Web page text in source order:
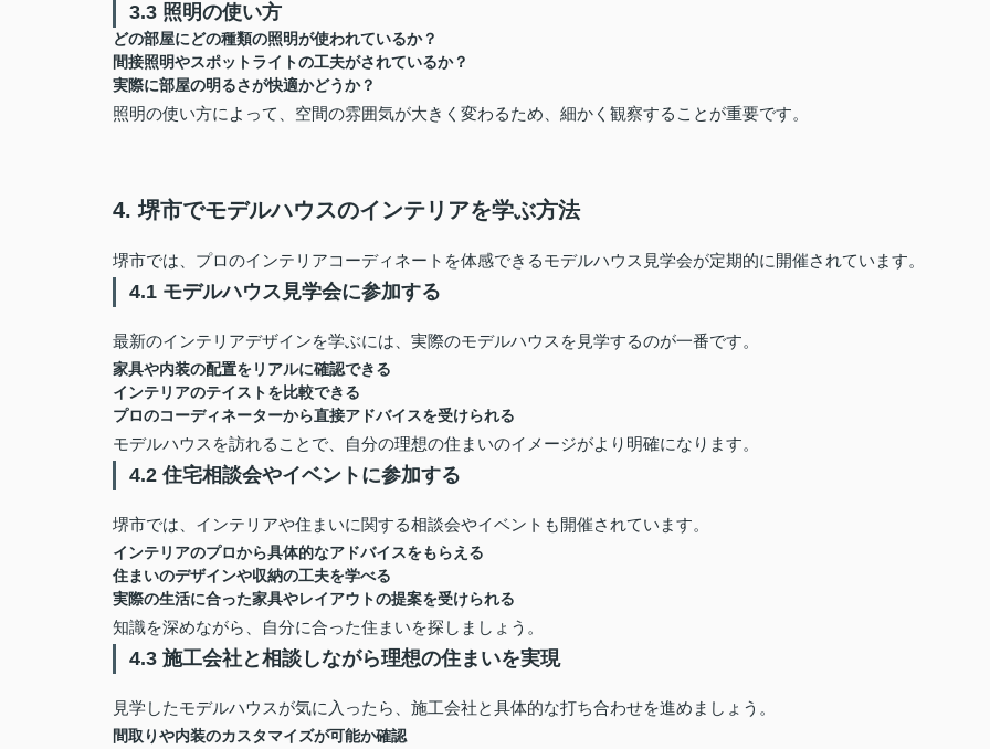
3.3 照明の使い方
どの部屋にどの種類の照明が使われているか？
間接照明やスポットライトの工夫がされているか？
実際に部屋の明るさが快適かどうか？
照明の使い方によって、空間の雰囲気が大きく変わるため、細かく観察することが重要です。
4. 堺市でモデルハウスのインテリアを学ぶ方法
堺市では、プロのインテリアコーディネートを体感できるモデルハウス見学会が定期的に開催されています。
4.1 モデルハウス見学会に参加する
最新のインテリアデザインを学ぶには、実際のモデルハウスを見学するのが一番です。
家具や内装の配置をリアルに確認できる
インテリアのテイストを比較できる
プロのコーディネーターから直接アドバイスを受けられる
モデルハウスを訪れることで、自分の理想の住まいのイメージがより明確になります。
4.2 住宅相談会やイベントに参加する
堺市では、インテリアや住まいに関する相談会やイベントも開催されています。
インテリアのプロから具体的なアドバイスをもらえる
住まいのデザインや収納の工夫を学べる
実際の生活に合った家具やレイアウトの提案を受けられる
知識を深めながら、自分に合った住まいを探しましょう。
4.3 施工会社と相談しながら理想の住まいを実現
見学したモデルハウスが気に入ったら、施工会社と具体的な打ち合わせを進めましょう。
間取りや内装のカスタマイズが可能か確認